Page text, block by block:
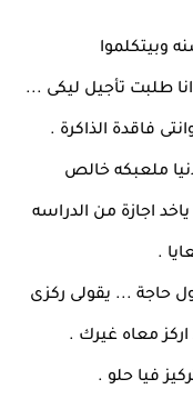
وبيتكلموا
طلبت تأجيل ليكى ...
فاقدة الذاكرة .
ملعبكه خالص
اجازة من الدراسه
.
حاجة ... يقولى ركزى
اركز معاه غيرك .
فيا حلو .